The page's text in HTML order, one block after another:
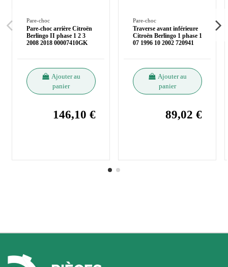
Pare-choc
Pare-choc arrière Citroën
Berlingo II phase 1 2 3
2008 2018 00007410GK
Ajouter au
panier
146,10 €
Pare-choc
Traverse avant inférieure
Citroën Berlingo 1 phase 1
07 1996 10 2002 720941
Ajouter au
panier
89,02 €